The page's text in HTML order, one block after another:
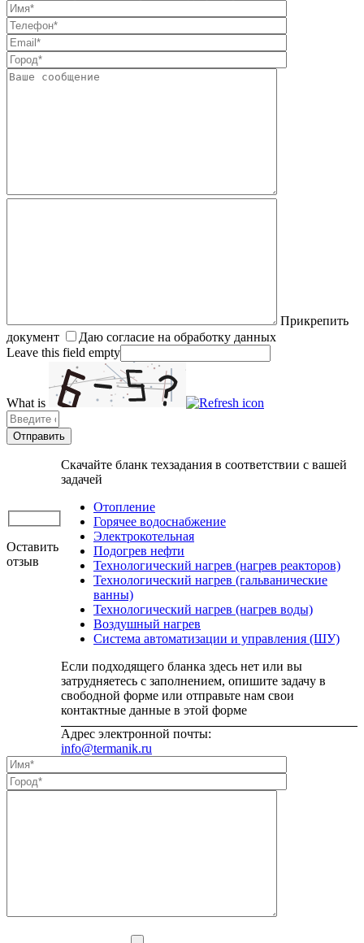
Прикрепить
документ
Даю согласие на обработку данных
Leave this field empty
What is
Solve
the
math
continue.
Скачайте бланк техзадания в соответствии с вашей
задачей
Отопление
Горячее водоснабжение
Электрокотельная
Подогрев нефти
Технологический нагрев (нагрев реакторов)
Технологический нагрев (гальванические
ванны)
Технологический нагрев (нагрев воды)
Воздушный нагрев
Система автоматизации и управления (ШУ)
Если подходящего бланка здесь нет или вы
затрудняетесь с заполнением, опишите задачу в
свободной форме или отправьте нам свои
контактные данные в этой форме
Адрес электронной почты:
info@termanik.ru
Оставить
отзыв